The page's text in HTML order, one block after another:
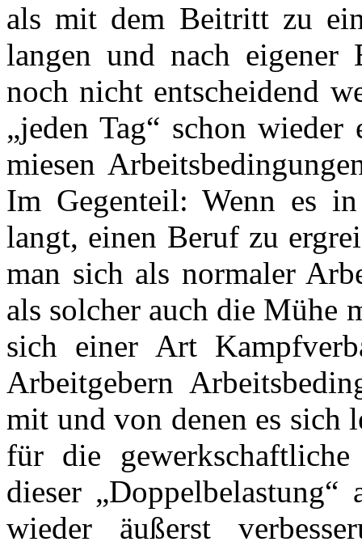
als mit dem Beitritt zu
langen und nach eigener
noch nicht entscheidend
„jeden Tag“ schon
miesen
Im Gegenteil: Wenn es
langt, einen Beruf zu
man sich als normaler
als solcher auch die Mühe
sich einer Art
Arbeitgebern
mit und von denen es sich
für die
dieser
wieder äußerst